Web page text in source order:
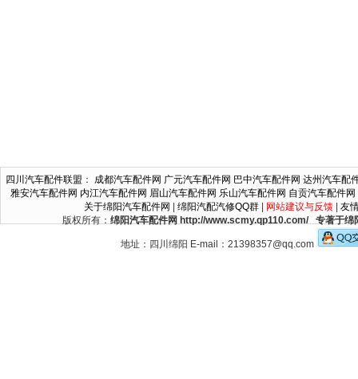
四川汽车配件联盟 ： 成都汽车配件网 广元汽车配件网 巴中汽车配件网 达州汽车配
雅安汽车配件网 内江汽车配件网 眉山汽车配件网 乐山汽车配件网 自贡汽车配件网
关于绵阳汽车配件网
绵阳汽配汽修QQ群| 网站建议与反馈| 友
版权所有： 绵阳汽车配件网 http://www.scmy.qp110.com/ 专著于绵
地址：四川绵阳 E-mail：21398357@qq.com